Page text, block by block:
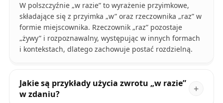
W polszczyźnie „w razie” to wyrażenie przyimkowe,
składające się z przyimka „w” oraz rzeczownika „raz” w
formie miejscownika. Rzeczownik „raz” pozostaje
„żywy” i rozpoznawalny, występując w innych formach
i kontekstach, dlatego zachowuje postać rozdzielną.
Jakie są przykłady użycia zwrotu „w razie”
w zdaniu?